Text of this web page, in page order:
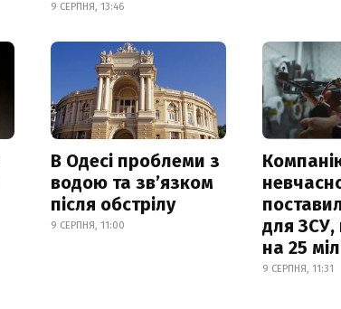
9 СЕРПНЯ, 13:46
В Одесі проблеми з
водою та звʼязком
після обстрілу
9 СЕРПНЯ, 11:00
для ЗСУ,
на 25
9 СЕРПНЯ, 11:31